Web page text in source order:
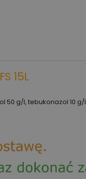
15L
50 g/l, tebukonazol 10 g/l